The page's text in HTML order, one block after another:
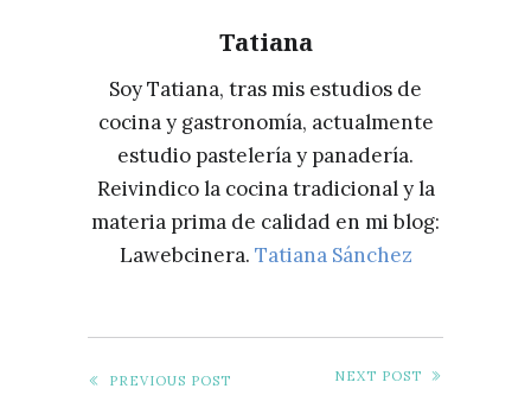
Tatiana
Soy Tatiana, tras mis estudios de
cocina y gastronomía, actualmente
estudio pastelería y panadería.
Reivindico la cocina tradicional y la
materia prima de calidad en mi blog:
Lawebcinera. Tatiana Sánchez
PREVIOUS POST NEXT POST